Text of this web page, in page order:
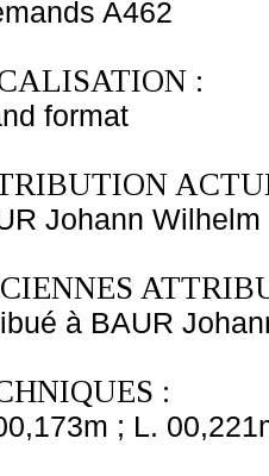
A462
:
format
Johann Wilhelm
à BAUR
:
; L.